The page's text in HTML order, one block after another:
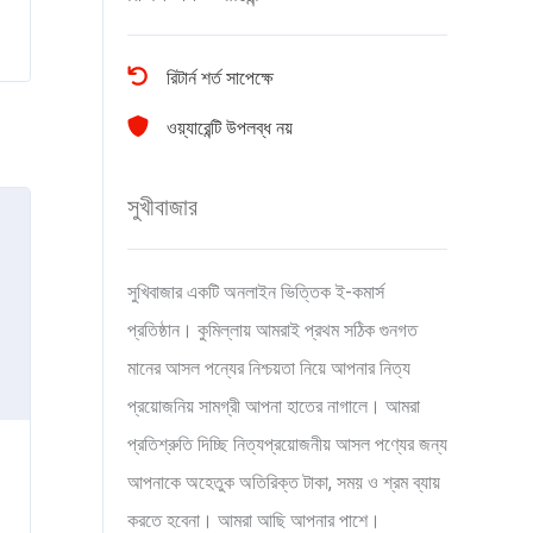
রিটার্ন শর্ত সাপেক্ষে
ওয়্যারেন্টি উপলব্ধ নয়
সুখীবাজার
সুখিবাজার একটি অনলাইন ভিত্তিক ই-কমার্স
প্রতিষ্ঠান। কুমিল্লায় আমরাই প্রথম সঠিক গুনগত
মানের আসল পন্যের নিশ্চয়তা নিয়ে আপনার নিত্য
প্রয়োজনিয় সামগ্রী আপনা হাতের নাগালে। আমরা
প্রতিশ্রুতি দিচ্ছি নিত্যপ্রয়োজনীয় আসল পণ্যের জন্য
আপনাকে অহেতুক অতিরিক্ত টাকা, সময় ও শ্রম ব্যায়
করতে হবেনা। আমরা আছি আপনার পাশে।